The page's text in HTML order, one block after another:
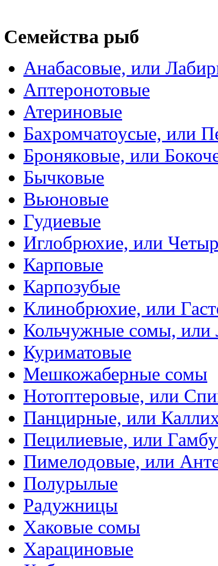
Семейства рыб
Анабасовые, или
Аптеронотовые
Атериновые
Бахромчатоусые, или
Броняковые, или
Бычковые
Вьюновые
Гудиевые
Иглобрюхие, или
Карповые
Карпозубые
Клинобрюхие, или
Кольчужные сомы, или
Куриматовые
Мешкожаберные сомы
Нотоптеровые, или
Панцирные, или
Пецилиевые, или
Пимелодовые, или
Полурылые
Радужницы
Хаковые сомы
Харациновые